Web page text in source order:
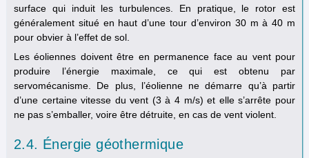
surface qui induit les turbulences. En pratique, le rotor est
généralement situé en haut d’une tour d’environ 30 m à 40 m
pour obvier à l’effet de sol.
Les éoliennes doivent être en permanence face au vent pour
produire l’énergie maximale, ce qui est obtenu par
servomécanisme. De plus, l’éolienne ne démarre qu’à partir
d’une certaine vitesse du vent (3 à 4 m/s) et elle s’arrête pour
ne pas s’emballer, voire être détruite, en cas de vent violent.
2.4. Énergie géothermique